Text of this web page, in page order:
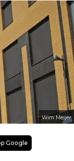
Wim Meijer
Google